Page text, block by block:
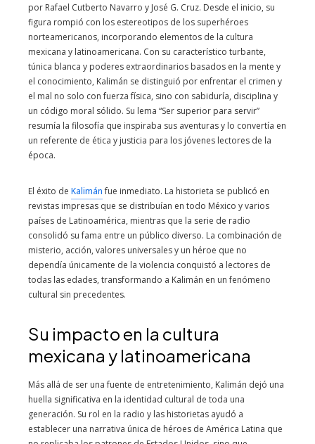
por Rafael Cutberto Navarro y José G. Cruz. Desde el inicio, su
figura rompió con los estereotipos de los superhéroes
norteamericanos, incorporando elementos de la cultura
mexicana y latinoamericana. Con su característico turbante,
túnica blanca y poderes extraordinarios basados en la mente y
el conocimiento, Kalimán se distinguió por enfrentar el crimen y
el mal no solo con fuerza física, sino con sabiduría, disciplina y
un código moral sólido. Su lema “Ser superior para servir”
resumía la filosofía que inspiraba sus aventuras y lo convertía en
un referente de ética y justicia para los jóvenes lectores de la
época.
El éxito de Kalimánfue inmediato. La historieta se publicó en
revistas impresas que se distribuían en todo México y varios
países de Latinoamérica, mientras que la serie de radio
consolidó su fama entre un público diverso. La combinación de
misterio, acción, valores universales y un héroe que no
dependía únicamente de la violencia conquistó a lectores de
todas las edades, transformando a Kalimán en un fenómeno
cultural sin precedentes.
Su impacto en la cultura
mexicana y latinoamericana
Más allá de ser una fuente de entretenimiento, Kalimán dejó una
huella significativa en la identidad cultural de toda una
generación. Su rol en la radio y las historietas ayudó a
establecer una narrativa única de héroes de América Latina que